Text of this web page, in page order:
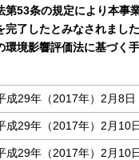
第53条の規定により本事
了したとみなされました
環境影響評価法に基づく
成29年（2017年）2月8日
成29年（2017年）2月10
成29年（2017年）2月10